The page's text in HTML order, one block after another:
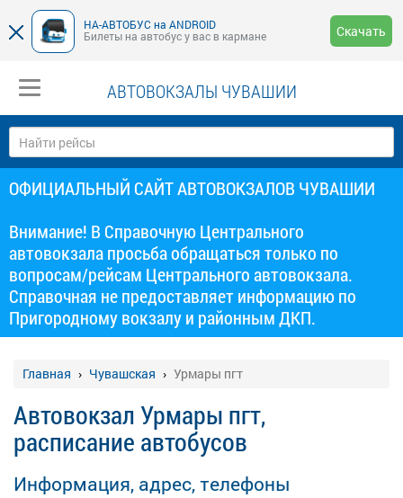
НА-АВТОБУС на ANDROID
Билеты на автобус у вас в кармане
Скачать
АВТОВОКЗАЛЫ ЧУВАШИИ
ОФИЦИАЛЬНЫЙ САЙТ АВТОВОКЗАЛОВ ЧУВАШИИ
Внимание! В Справочную Центрального
автовокзала просьба обращаться только по
вопросам/рейсам Центрального автовокзала.
Справочная не предоставляет информацию по
Пригородному вокзалу и районным ДКП.
Главная Чувашская Урмары пгт
Автовокзал Урмары пгт,
расписание автобусов
Информация, адрес, телефоны